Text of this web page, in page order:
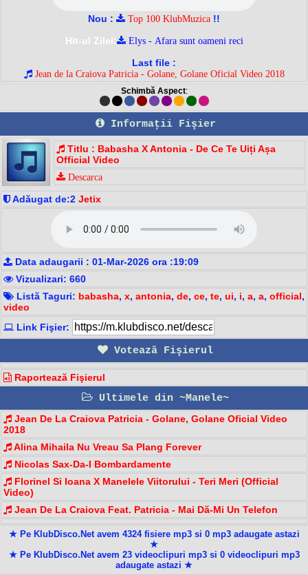
Nou : Top 100 KlubMuzica !!
Hit-ul Zilei:
Elys - Afara sunt oameni reci
Last file :
Jean de la Craiova Patricia - Golane, Golane Oficial Video 2018
Schimbă Aspect:
Informaţii Fişier
Titlu : Babasha X Antonia - De Ce Te Uiți Așa
Official Video
Descarca
Adăugat de:2 Jetix
Data adaugarii : 01-Mar-2026 ora :19:09
Vizualizari: 660
Listă Taguri: babasha, x, antonia, de, ce, te, ui, i, a, a, official,
video
Link Fişier:
Votează Fişierul
Raportează Fişierul
Ultimele din ~Manele~
Jean De La Craiova Patricia - Golane, Golane Oficial Video
2018
Alina Mihaila Nu Vreau Sa Plang Forever
Nicolas Sax-Da-I Bombardamente
Florinel Si Ioana X Manelele Viitorului - Teri Meri (Official
Video)
Jean De La Craiova Feat. Patricia - Mai Dă-Mi Un Telefon
★ Pe KlubDisco.Net avem 4324 fisiere mp3 si 0 mp3 adaugate astazi
★
★ Pe KlubDisco.Net avem 23 videoclipuri mp3 si 0 videoclipuri mp3
adaugate astazi ★